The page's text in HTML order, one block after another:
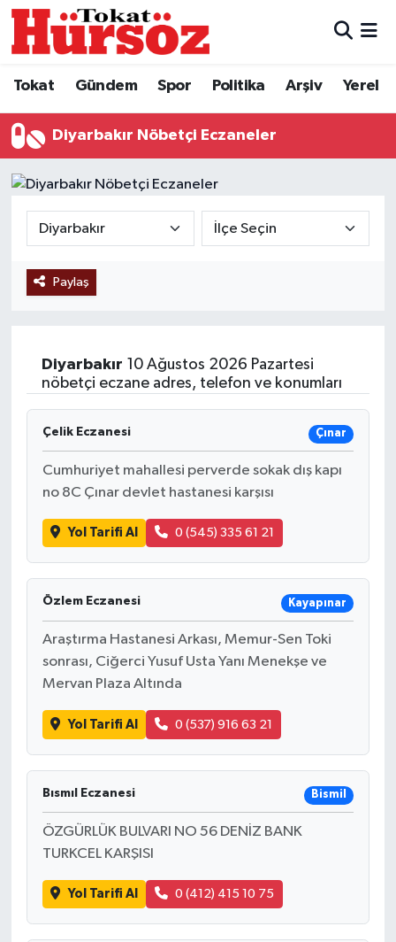
Tokat Gündem Spor Politika Arşiv Yerel
Diyarbakır Nöbetçi Eczaneler
Paylaş
Diyarbakır 10 Ağustos 2026 Pazartesi
nöbetçi eczane adres, telefon ve konumları
Çelik Eczanesi Çınar
Cumhuriyet mahallesi perverde sokak dış kapı
no 8C Çınar devlet hastanesi karşısı
Yol Tarifi Al 0 (545) 335 61 21
Özlem Eczanesi Kayapınar
Araştırma Hastanesi Arkası, Memur-Sen Toki
sonrası, Ciğerci Yusuf Usta Yanı Menekşe ve
Mervan Plaza Altında
Yol Tarifi Al 0 (537) 916 63 21
Bısmıl Eczanesi Bismil
ÖZGÜRLÜK BULVARI NO 56 DENİZ BANK
TURKCEL KARŞISI
Yol Tarifi Al 0 (412) 415 10 75
Türkiye Gündemi
Gündem
Spor
Politika
Eğitim
Ekonomi
Sağlık
Tokat Haber
Hava Durumu
Tokat Namaz Vakitleri
Süper Lig Puan Durumu ve Fikstür
Tüm Manşetler
Haber Arşivi